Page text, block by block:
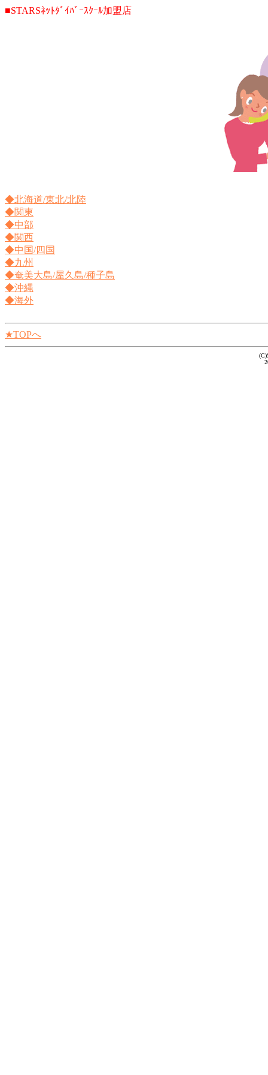
■STARSﾈｯﾄﾀﾞｲﾊﾞｰｽｸｰﾙ加盟店
◆北海道/東北/北陸
◆関東
◆中部
◆関西
◆中国/四国
◆九州
◆奄美大島/屋久島/種子島
◆沖縄
◆海外
★TOPへ